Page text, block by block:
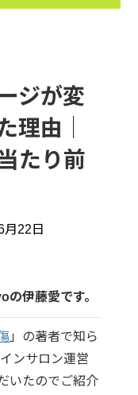
ジが変
理由｜
たり前
月22日
伊藤愛です。
」の著者で知ら
ンサロン運営
いたのでご紹介